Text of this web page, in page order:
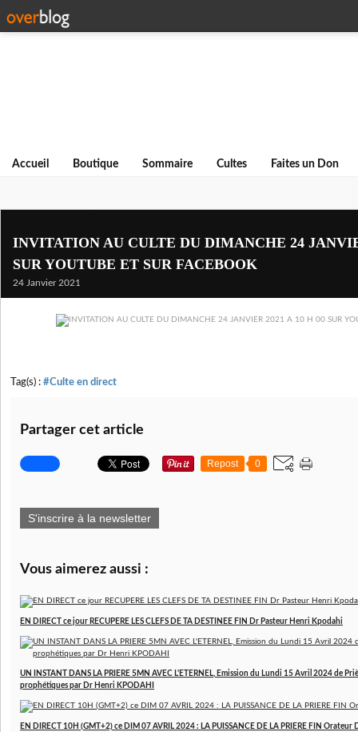
Accueil Boutique Sommaire Cultes Faites un Don
INVITATION AU CULTE DU DIMANCHE 24
SUR YOUTUBE ET SUR FACEBOOK
24 Janvier 2021
Tag(s) : #Culte en direct
Partager cet article
Repost 0
S'inscrire à la newsletter
Vous aimerez aussi :
EN DIRECT ce jour RECUPERE LES CLEFS DE TA DESTINEE FIN Dr Pasteur Henri Kpodahi
UN INSTANT DANS LA PRIERE 5MN AVEC L'ETERNEL, Emission du Lundi 15 Avril 2024 de
prophétiques par Dr Henri KPODAHI
EN DIRECT 10H (GMT+2) ce DIM 07 AVRIL 2024 : LA PUISSANCE DE LA PRIERE FIN